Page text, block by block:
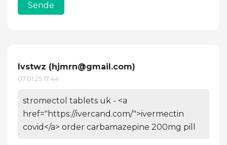
Sende
Ivstwz (hjmrn@gmail.com)
07.01.25 17:44
stromectol tablets uk - <a
href="https://ivercand.com/">ivermectin
covid</a> order carbamazepine 200mg pill